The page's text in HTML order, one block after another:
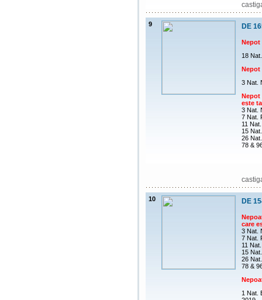
9 DE
Nepot
18
Nepot
3 Nat.
Nepot
este
3 Nat.
7 Nat.
11
15
26
78 &
10 DE
care
3 Nat.
7 Nat.
11
15
26
78 &
1 Nat.